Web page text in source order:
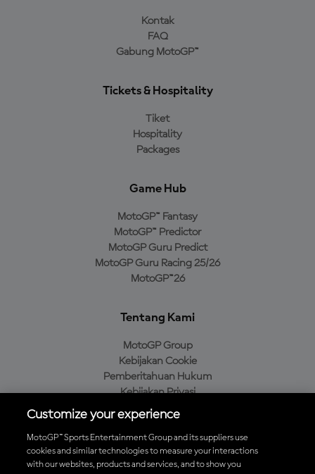
Kontak
FAQ
Gabung MotoGP™
Tickets & Hospitality
Tiket
Hospitality
Packages
Game Hub
MotoGP™ Fantasy
MotoGP™ Predictor
MotoGP Guru Predict
MotoGP Guru Racing 25/26
MotoGP™26
Tentang Kami
MotoGP Group
Kebijakan Cookie
Pemberitahuan Hukum
Kebijakan Privasi
Kebijakan Pembelian
Unduh Aplikasi Resmi MotoGP™
Customize your experience
MotoGP™ Sports Entertainment Group and its suppliers use
cookies and similar technologies to measure your interactions
with our websites, products and services, and to show you